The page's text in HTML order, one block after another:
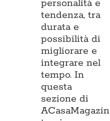
personalità e
tendenza, tra
durata e
possibilità di
migliorare e
integrare nel
tempo. In
questa
sezione di